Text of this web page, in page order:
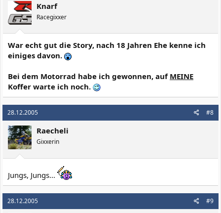
Knarf
Racegixxer
War echt gut die Story, nach 18 Jahren Ehe kenne ich
einiges davon.
Bei dem Motorrad habe ich gewonnen, auf MEINE
Koffer warte ich noch.
28.12.2005 #8
Raecheli
Gixxerin
Jungs, Jungs...
28.12.2005 #9